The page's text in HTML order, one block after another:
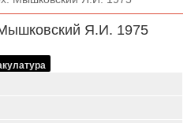
Я.И. 1975